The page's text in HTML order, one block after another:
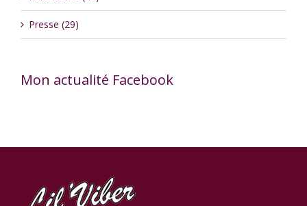
Presse (29)
Mon actualité Facebook